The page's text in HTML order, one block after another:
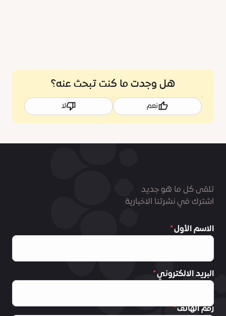
هل وجدت ما كنت تبحث عنه؟
نعم لا
تلقى كل ما هو جديد
اشترك في نشرتنا الاخبارية
الاسم الأول
البريد الالكتروني
رقم الهاتف